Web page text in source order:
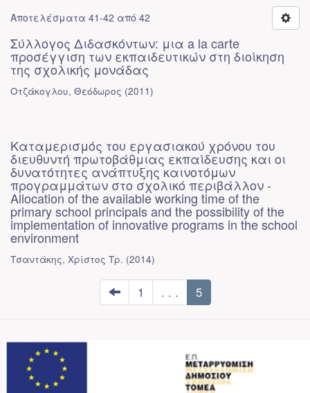
Αποτελέσματα 41-42 από 42
Σύλλογος Διδασκόντων: μια a la carte
προσέγγιση των εκπαιδευτικών στη διοίκηση
της σχολικής μονάδας
Οτζάκογλου, Θεόδωρος (2011)
Καταμερισμός του εργασιακού χρόνου του
διευθυντή πρωτοβάθμιας εκπαίδευσης και οι
δυνατότητες ανάπτυξης καινοτόμων
προγραμμάτων στο σχολικό περιβάλλον -
Allocation of the available working time of the
primary school principals and the possibility of the
implementation of innovative programs in the school
environment
Τσαντάκης, Χρίστος Τρ. (2014)
1 . . . 5